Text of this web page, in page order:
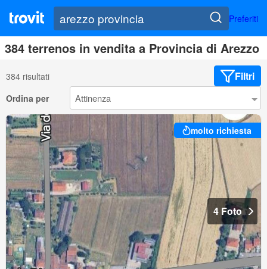
Preferiti
384 terrenos in vendita a Provincia di Arezzo
384 risultati Filtri
Ordina per
molto richiesta
4 Foto